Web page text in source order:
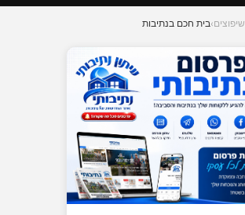
›בית חכם בנתיבות